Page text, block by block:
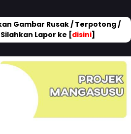
Gambar Rusak / Terpotong /
Lapor ke [disini]